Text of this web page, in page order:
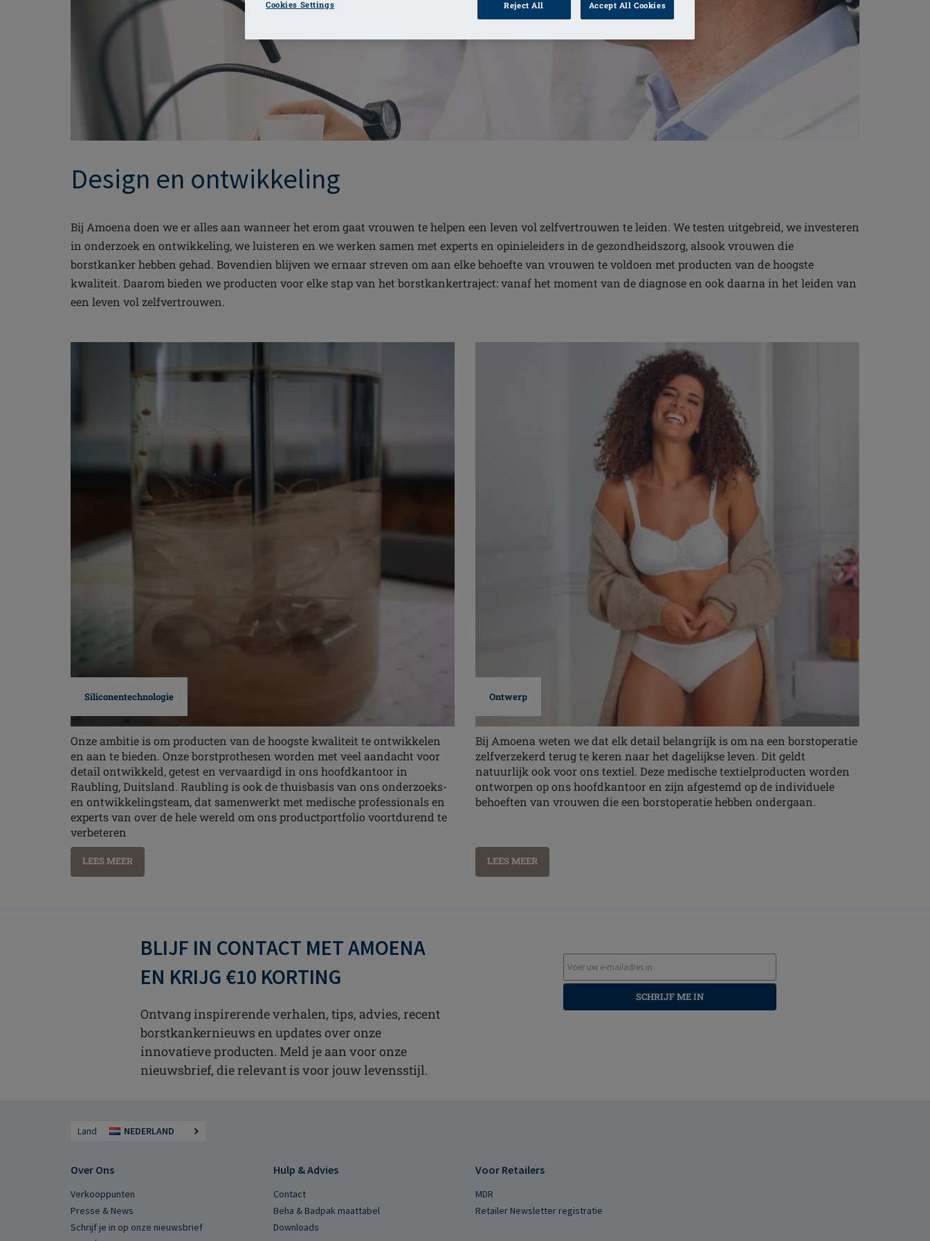
Design en ontwikkeling
Bij Amoena doen we er alles aan wanneer het erom gaat vrouwen te helpen een leven vol zelfvertrouwen te leiden. We testen uitgebreid, we investeren
in onderzoek en ontwikkeling, we luisteren en we werken samen met experts en opinieleiders in de gezondheidszorg, alsook vrouwen die
borstkanker hebben gehad. Bovendien blijven we ernaar streven om aan elke behoefte van vrouwen te voldoen met producten van de hoogste
kwaliteit. Daarom bieden we producten voor elke stap van het borstkankertraject: vanaf het moment van de diagnose en ook daarna in het leiden van
een leven vol zelfvertrouwen.
Siliconentechnologie
Onze ambitie is om producten van de hoogste kwaliteit te ontwikkelen
en aan te bieden. Onze borstprothesen worden met veel aandacht voor
detail ontwikkeld, getest en vervaardigd in ons hoofdkantoor in
Raubling, Duitsland. Raubling is ook de thuisbasis van ons onderzoeks-
en ontwikkelingsteam, dat samenwerkt met medische professionals en
experts van over de hele wereld om ons productportfolio voortdurend te
verbeteren
LEES MEER
Ontwerp
Bij Amoena weten we dat elk detail belangrijk is om na een borstoperatie
zelfverzekerd terug te keren naar het dagelijkse leven. Dit geldt
natuurlijk ook voor ons textiel. Deze medische textielproducten worden
ontworpen op ons hoofdkantoor en zijn afgestemd op de individuele
behoeften van vrouwen die een borstoperatie hebben ondergaan.
LEES MEER
BLIJF IN CONTACT MET AMOENA
EN KRIJG €10 KORTING
Ontvang inspirerende verhalen, tips, advies, recent
borstkankernieuws en updates over onze
innovatieve producten. Meld je aan voor onze
nieuwsbrief, die relevant is voor jouw levensstijl.
SCHRIJF ME IN
Land NEDERLAND
Over Ons
Verkooppunten
Presse & News
Schrijf je in op onze nieuwsbrief
Hulp & Advies
Contact
Beha & Badpak maattabel
Downloads
Voor Retailers
MDR
Retailer Newsletter registratie
Cookies Settings Reject All Accept All Cookies